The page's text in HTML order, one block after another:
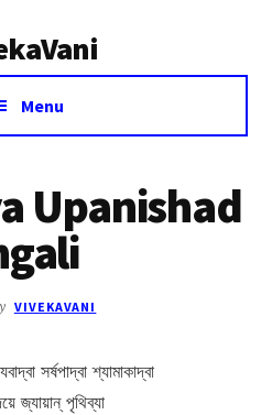
Menu
Upanishad
VIVEKAVANI
সর্ষপাদ্বা শ্যামাকাদ্বা
জ্যায়ান্ পৃথিব্যা